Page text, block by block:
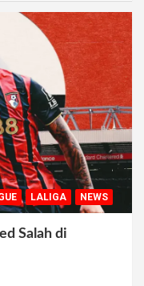
LALIGA NEWS
Salah di